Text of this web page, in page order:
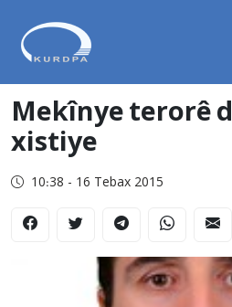
Mekînye terorê
xistiye
10:38 - 16 Tebax 2015